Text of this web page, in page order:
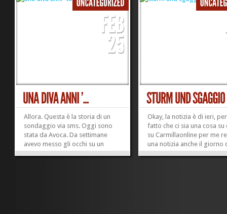
vedere a qual segno riesca
Allora. Questa è la storia di un
sondaggio via sms. Oggi sono
stata da Avoca. Da settimane
avevo messo gli occhi su un
soprabito spaziale. Per settimane
Okay, la notizia è di ieri,
fatto che ci sia una cosa su
su Carmillaonline per me
una notizia anche il giorno
Grazie a Roberto Sturm e a